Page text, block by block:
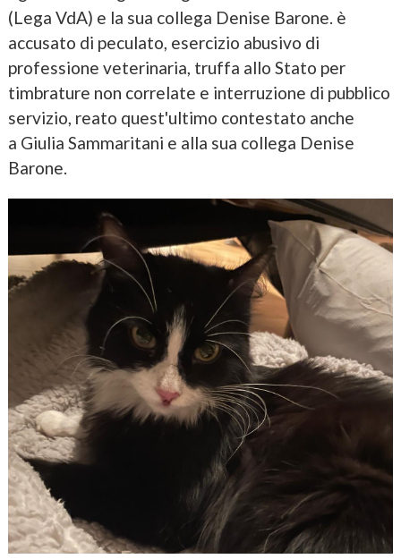
(Lega VdA) e la sua collega Denise Barone. è
accusato di peculato, esercizio abusivo di
professione veterinaria, truffa allo Stato per
timbrature non correlate e interruzione di pubblico
servizio, reato quest'ultimo contestato anche
a Giulia Sammaritani e alla sua collega Denise
Barone.